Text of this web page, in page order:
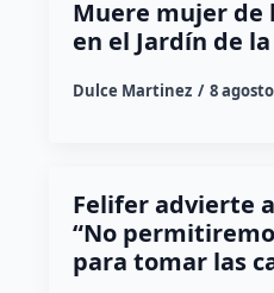
Muere mujer de
en el Jardín de
Dulce Martinez 8
Felifer advierte
“No
para tomar las